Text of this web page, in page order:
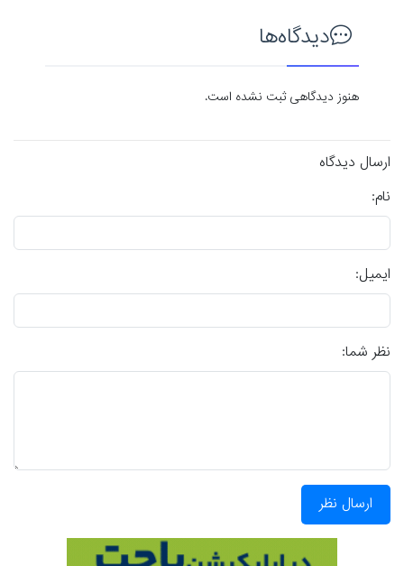
دیدگاه‌ها
هنوز دیدگاهی ثبت نشده است.
ارسال دیدگاه
نام:
ایمیل:
نظر شما:
ارسال نظر